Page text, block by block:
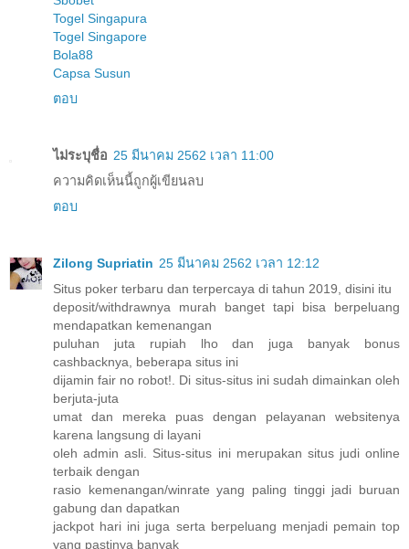
Togel Singapura
Togel Singapore
Bola88
Capsa Susun
ตอบ
ไม่ระบุชื่อ 25 มีนาคม 2562 เวลา 11:00
ความคิดเห็นนี้ถูกผู้เขียนลบ
ตอบ
Zilong Supriatin 25 มีนาคม 2562 เวลา 12:12
Situs poker terbaru dan terpercaya di tahun 2019, disini itu
deposit/withdrawnya murah banget tapi bisa berpeluang
mendapatkan kemenangan
puluhan juta rupiah lho dan juga banyak bonus
cashbacknya, beberapa situs ini
dijamin fair no robot!. Di situs-situs ini sudah dimainkan oleh
berjuta-juta
umat dan mereka puas dengan pelayanan websitenya
karena langsung di layani
oleh admin asli. Situs-situs ini merupakan situs judi online
terbaik dengan
rasio kemenangan/winrate yang paling tinggi jadi buruan
gabung dan dapatkan
jackpot hari ini juga serta berpeluang menjadi pemain top
yang pastinya banyak